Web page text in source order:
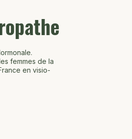
femmes de la
en visio-